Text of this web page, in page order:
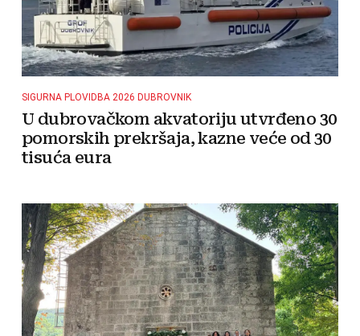
SIGURNA PLOVIDBA 2026 DUBROVNIK
U dubrovačkom akvatoriju utvrđeno 30
pomorskih prekršaja, kazne veće od 30
tisuća eura